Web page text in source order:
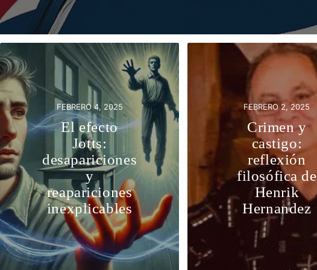
FEBRERO 4, 2025
El efecto
Jotts:
desapariciones
y
reapariciones
inexplicables
FEBRERO 2, 2025
Crimen y
castigo:
reflexión
filosófica de
Henrik
Hernandez